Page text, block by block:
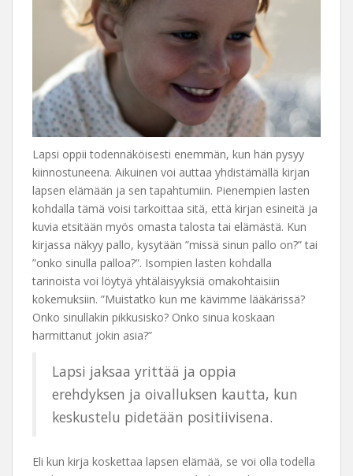
Lapsi oppii todennäköisesti enemmän, kun hän pysyy
kiinnostuneena. Aikuinen voi auttaa yhdistämällä kirjan
lapsen elämään ja sen tapahtumiin. Pienempien lasten
kohdalla tämä voisi tarkoittaa sitä, että kirjan esineitä ja
kuvia etsitään myös omasta talosta tai elämästä. Kun
kirjassa näkyy pallo, kysytään ”missä sinun pallo on?” tai
”onko sinulla palloa?”. Isompien lasten kohdalla
tarinoista voi löytyä yhtäläisyyksiä omakohtaisiin
kokemuksiin. ”Muistatko kun me kävimme lääkärissä?
Onko sinullakin pikkusisko? Onko sinua koskaan
harmittanut jokin asia?”
Lapsi jaksaa yrittää ja oppia
erehdyksen ja oivalluksen kautta, kun
keskustelu pidetään positiivisena.
Eli kun kirja koskettaa lapsen elämää, se voi olla todella